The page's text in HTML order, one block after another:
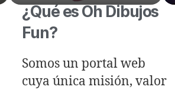
¿Qué es Oh Dibujos
Fun?
Somos un portal web
cuya única misión, valor